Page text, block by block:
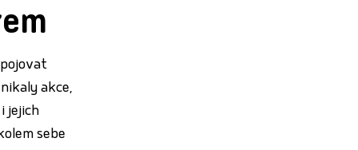
akce,
jejich
sebe